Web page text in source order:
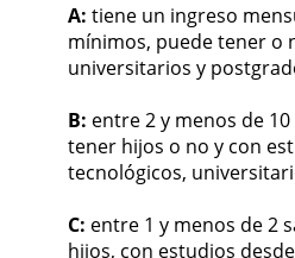
A: tiene un ingreso
mínimos, puede tener o
universitarios y
B: entre 2 y menos de
tener hijos o no y con
tecnológicos,
C: entre 1 y menos de 2
hijos, con estudios